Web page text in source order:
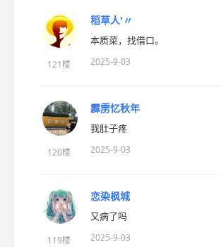
121楼
稻草人′〃
本质菜，找借口。
2025-9-03
120楼
霹雳忆秋年
我肚子疼
2025-9-03
119楼
恋染枫城
又病了吗
2025-9-03